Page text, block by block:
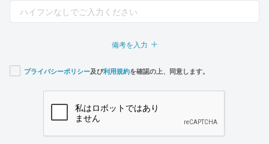
備考を入力
プライバシーポリシー及び利用規約を確認の上、同意します。